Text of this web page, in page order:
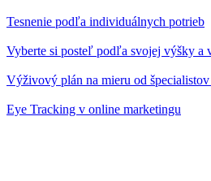
Tesnenie podľa individuálnych potrieb
Vyberte si posteľ podľa svojej výšky a
Výživový plán na mieru od
Eye Tracking v online marketingu